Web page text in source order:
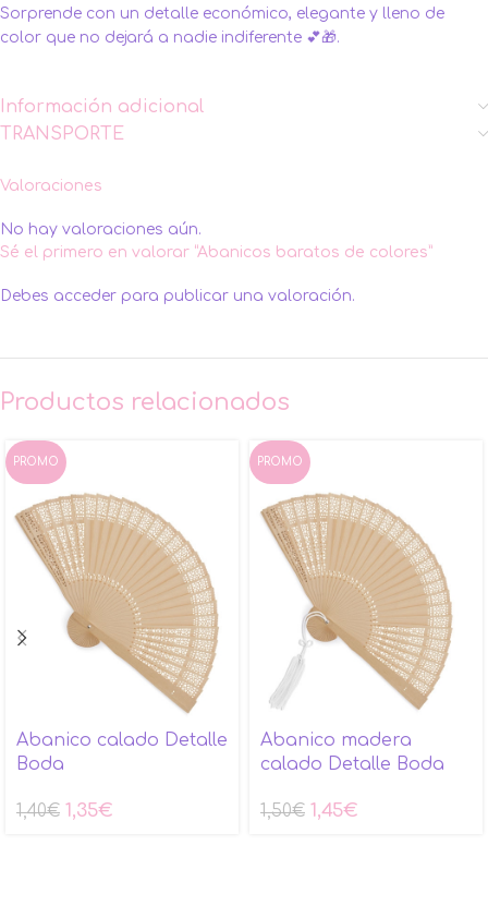
Sorprende con un detalle económico, elegante y lleno de
color que no dejará a nadie indiferente 💕🎁.
Información adicional
TRANSPORTE
Valoraciones
No hay valoraciones aún.
Sé el primero en valorar “Abanicos baratos de colores”
Debes acceder para publicar una valoración.
Productos relacionados
PROMO
Abanico calado Detalle
Boda
1,40€ 1,35€
PROMO
Abanico madera
calado Detalle Boda
1,50€ 1,45€